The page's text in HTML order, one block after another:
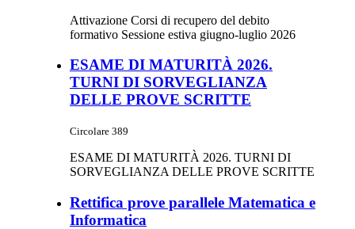
Attivazione Corsi di recupero del debito
formativo Sessione estiva giugno-luglio 2026
ESAME DI MATURITÀ 2026.
TURNI DI SORVEGLIANZA
DELLE PROVE SCRITTE
Circolare 389
ESAME DI MATURITÀ 2026. TURNI DI
SORVEGLIANZA DELLE PROVE SCRITTE
Rettifica prove parallele Matematica e
Informatica